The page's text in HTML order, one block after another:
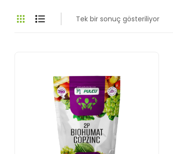
Tek bir sonuç gösteriliyor